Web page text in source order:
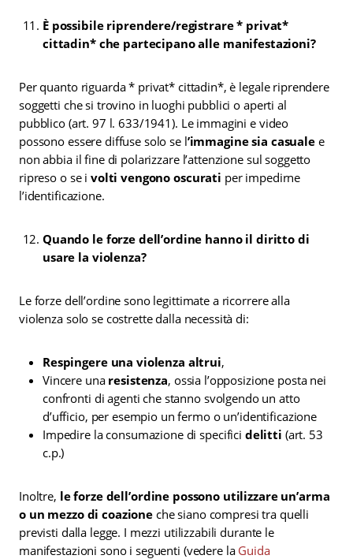
È possibile riprendere/registrare * privat*
cittadin* che partecipano alle manifestazioni?
Per quanto riguarda * privat* cittadin*, è legale riprendere
soggetti che si trovino in luoghi pubblici o aperti al
pubblico (art. 97 l. 633/1941). Le immagini e video
possono essere diffuse solo se l’immagine sia casualee
non abbia il fine di polarizzare l’attenzione sul soggetto
ripreso o se i volti vengono oscurati per impedirne
l’identificazione.
Quando le forze dell’ordine hanno il diritto di
usare la violenza?
Le forze dell’ordine sono legittimate a ricorrere alla
violenza solo se costrette dalla necessità di:
Respingere una violenza altrui,
Vincere una resistenza, ossia l’opposizione posta nei
confronti di agenti che stanno svolgendo un atto
d’ufficio, per esempio un fermo o un’identificazione
Impedire la consumazione di specifici delitti (art. 53
c.p.)
Inoltre, le forze dell’ordine possono utilizzare un’arma
o un mezzo di coazione che siano compresi tra quelli
previsti dalla legge. I mezzi utilizzabili durante le
manifestazioni sono i seguenti (vedere la Guida